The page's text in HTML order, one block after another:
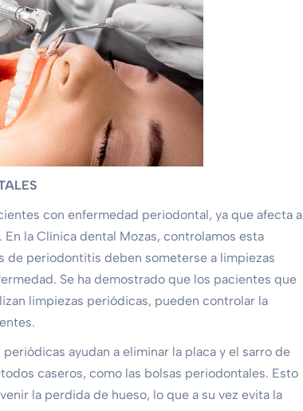
con enfermedad periodontal, ya que afecta a
la Clínica dental Mozas, controlamos esta
periodontitis deben someterse a limpiezas
Se ha demostrado que los pacientes que
limpiezas periódicas, pueden controlar la
ayudan a eliminar la placa y el sarro de
caseros, como las bolsas periodontales. Esto
la perdida de hueso, lo que a su vez evita la